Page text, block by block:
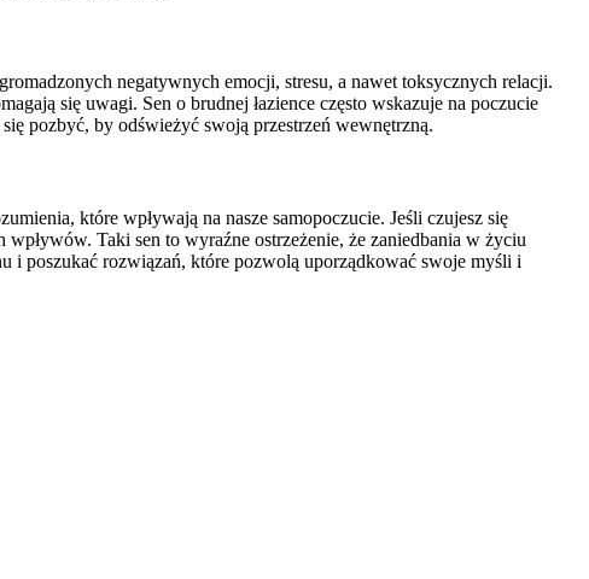
negatywnych emocji, stresu, a nawet toksycznych relacji.
się uwagi. Sen o brudnej łazience często wskazuje na poczucie
pozbyć, by odświeżyć swoją przestrzeń wewnętrzną.
które wpływają na nasze samopoczucie. Jeśli czujesz się
wpływów. Taki sen to wyraźne ostrzeżenie, że zaniedbania w życiu
i poszukać rozwiązań, które pozwolą uporządkować swoje myśli i